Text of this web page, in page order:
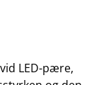
LED-pære,